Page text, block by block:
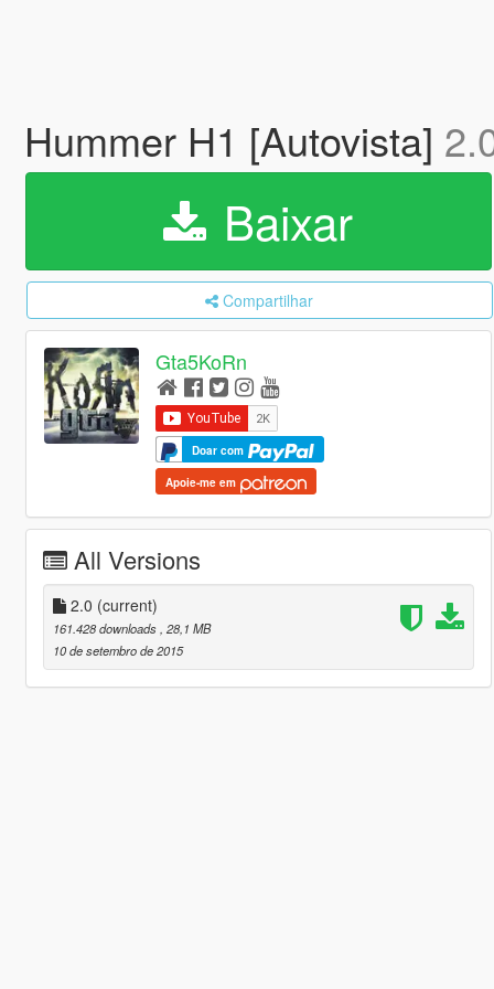
Hummer H1 [Autovista]
Baixar
Compartilhar
Gta5KoRn
Doar com
Apoie-me em
All Versions
2.0 (current)
161.428 downloads, 28,1 MB
10 de setembro de 2015